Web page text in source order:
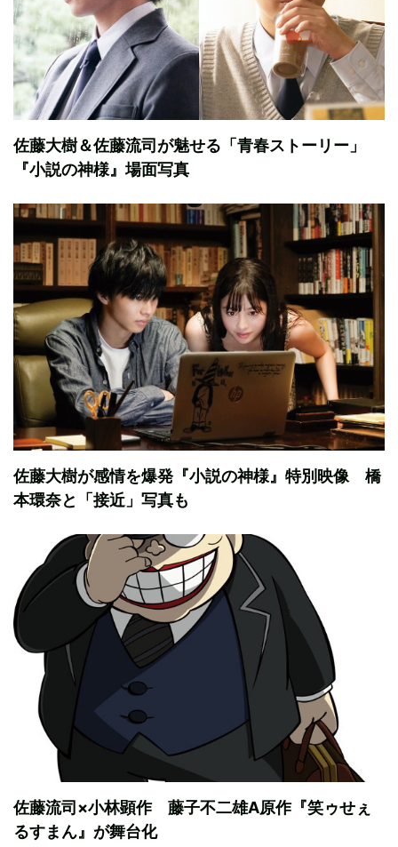
佐藤大樹＆佐藤流司が魅せる「青春ストーリー」
『小説の神様』場面写真
佐藤大樹が感情を爆発『小説の神様』特別映像 橋
本環奈と「接近」写真も
佐藤流司×小林顕作 藤子不二雄A原作『笑ゥせぇ
るすまん』が舞台化